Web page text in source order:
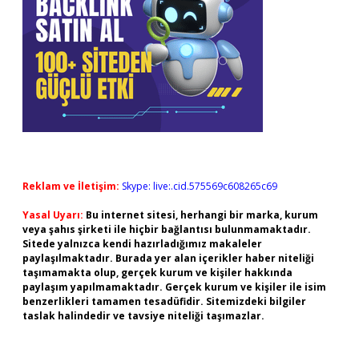
Reklam ve İletişim: Skype: live:.cid.575569c608265c69
Yasal Uyarı: Bu internet sitesi, herhangi bir marka, kurum
veya şahıs şirketi ile hiçbir bağlantısı bulunmamaktadır.
Sitede yalnızca kendi hazırladığımız makaleler
paylaşılmaktadır. Burada yer alan içerikler haber niteliği
taşımamakta olup, gerçek kurum ve kişiler hakkında
paylaşım yapılmamaktadır. Gerçek kurum ve kişiler ile isim
benzerlikleri tamamen tesadüfidir. Sitemizdeki bilgiler
taslak halindedir ve tavsiye niteliği taşımazlar.